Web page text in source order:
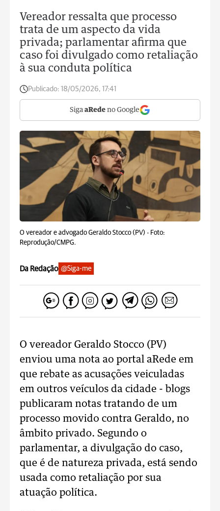
Vereador ressalta que processo
trata de um aspecto da vida
privada; parlamentar afirma que
caso foi divulgado como retaliação
à sua conduta política
Publicado: 18/05/2026, 17:41
Siga aRede no Google
O vereador e advogado Geraldo Stocco (PV) - Foto:
Reprodução/CMPG.
Da Redação @Siga-me
O vereador Geraldo Stocco (PV)
enviou uma nota ao portal aRede em
que rebate as acusações veiculadas
em outros veículos da cidade - blogs
publicaram notas tratando de um
processo movido contra Geraldo, no
âmbito privado. Segundo o
parlamentar, a divulgação do caso,
que é de natureza privada, está sendo
usada como retaliação por sua
atuação política.